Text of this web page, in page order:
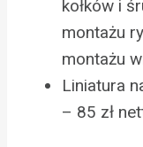
kołków i
montażu
montażu
Liniatura
– 85 zł